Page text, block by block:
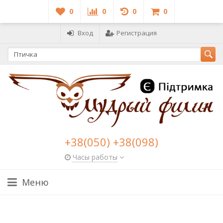
0 0 0 0
Вход Регистрация
+38(050) +38(098)
Часы работы
Меню